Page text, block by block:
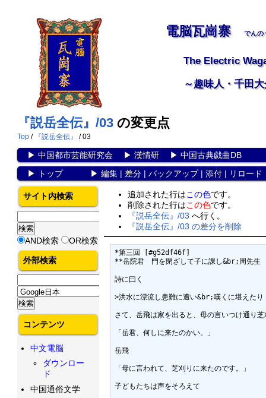
電脳瓦崗寨 でんの
The Electric
～趣味人・千田
『説岳全伝』/03 の変更点
Top / 『説岳全伝』 / 03
▶ 中国都市芸能研究会▶ 漢情研▶ 中国古典戯曲DB
▶
トップ▶ 編集| 差分| バックアップ| 添付| リロード
追加された行はこの色です。
削除された行はこの色です。
『説岳全伝』/03 へ行く。
『説岳全伝』/03 の差分を削除
*第三回 [#g52df46f]
**岳院君　門を閉ざして子に課し&br;周先
詩に曰く
>洪水に漂流し患難に遭い&br;嘆くに堪え
さて、岳飛は家を出ると、母の言いつけ通り
「岳君、何しに来たのかい。」
岳飛
「母に言われて、芝刈りに来たのです。」
子どもたちは声をそろえて
サイト内検索
AND検索 OR検索
外部検索
コンテンツ
中文電脳
ダウンロー
ド
中国通俗文学